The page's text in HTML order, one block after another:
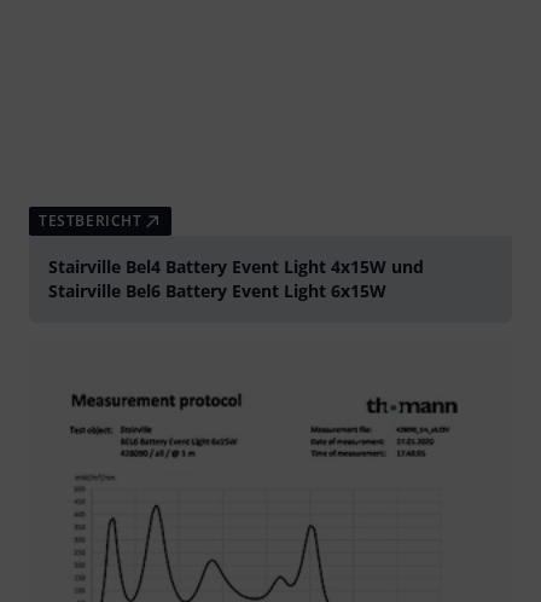
TESTBERICHT
Stairville Bel4 Battery Event Light 4x15W und
Stairville Bel6 Battery Event Light 6x15W